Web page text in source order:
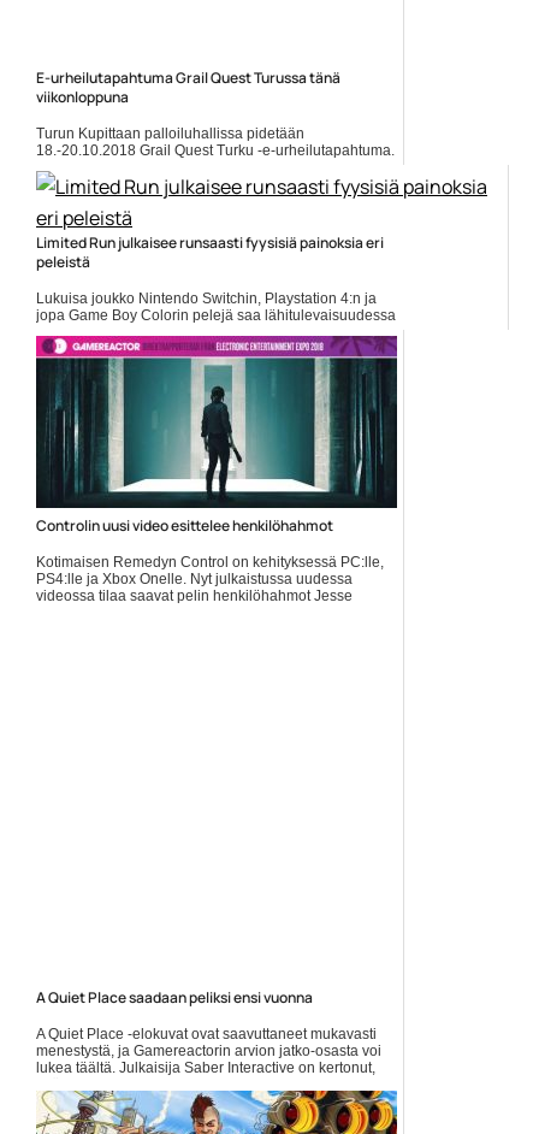
E-urheilutapahtuma Grail Quest Turussa tänä
viikonloppuna
Turun Kupittaan palloiluhallissa pidetään
18.-20.10.2018 Grail Quest Turku -e-urheilutapahtuma.
Liput ennakkoon ovat myynnissä Ticketmasterissa, ja
tietysti paikan päällä... Lue koko artikkeli:
https://www.gamereactor.fi/uutiset/581873/Eurheilutapaht...
Yleinen
Limited Run julkaisee runsaasti fyysisiä painoksia eri
peleistä
Lukuisa joukko Nintendo Switchin, Playstation 4:n ja
jopa Game Boy Colorin pelejä saa lähitulevaisuudessa
fyysisen julkaisun. Moisen työn hoitaa Limited Run
Games. Näin... ]]> Lue koko artikkeli:
https://www.gamereactor.fi/uutiset/765193/Limited...
Controlin uusi video esittelee henkilöhahmot
Kotimaisen Remedyn Control on kehityksessä PC:lle,
PS4:lle ja Xbox Onelle. Nyt julkaistussa uudessa
videossa tilaa saavat pelin henkilöhahmot Jesse
A Quiet Place saadaan peliksi ensi vuonna
A Quiet Place -elokuvat ovat saavuttaneet mukavasti
menestystä, ja Gamereactorin arvion jatko-osasta voi
lukea täältä. Julkaisija Saber Interactive on kertonut,
https://www.gamereactor.fi/uutiset/896463/A+Quiet+Place+saa...
Yleinen